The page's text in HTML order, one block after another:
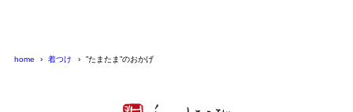
home 着つけ ”たまたま”のおかげ